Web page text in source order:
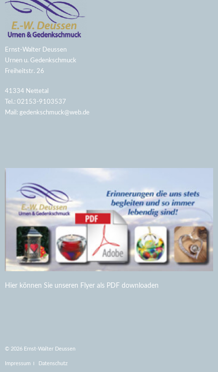
Ernst-Walter Deussen
Urnen u. Gedenkschmuck
Freiheitstr. 26
41334 Nettetal
Tel.: 02153-9103537
Mail: gedenkschmuck@web.de
Hier können Sie unseren Flyer als PDF downloaden
© 2026 Ernst-Walter Deussen
Impressum Datenschutz